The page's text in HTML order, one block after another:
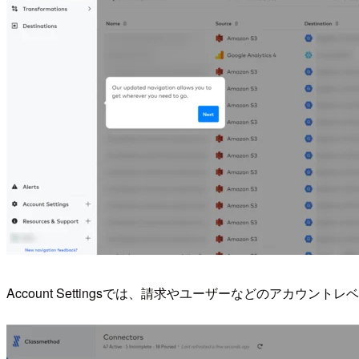
Account Settingsでは、請求やユーザーなどのアカウントレ